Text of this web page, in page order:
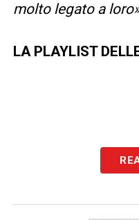
molto legato a
LA PLAYLIST